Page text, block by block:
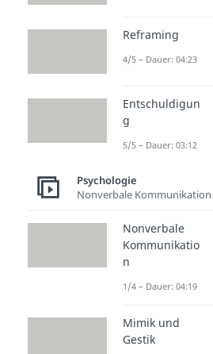
Reframing
4/5 – Dauer: 04:23
Entschuldigun
g
5/5 – Dauer: 03:12
Psychologie
Nonverbale Kommunikation
Nonverbale
Kommunikatio
n
1/4 – Dauer: 04:19
Mimik und
Gestik